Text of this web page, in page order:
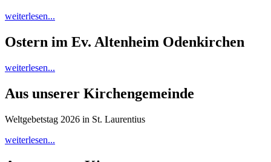
weiterlesen...
Ostern im Ev. Altenheim Odenkirchen
weiterlesen...
Aus unserer Kirchengemeinde
Weltgebetstag 2026 in St. Laurentius
weiterlesen...